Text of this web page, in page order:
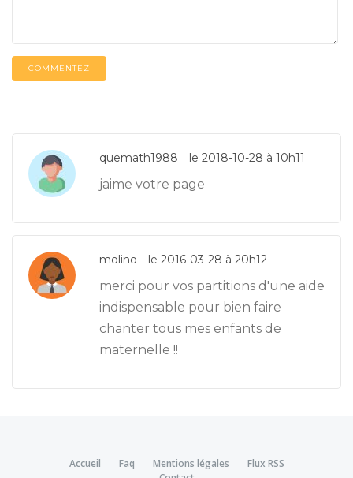
COMMENTEZ
quemath1988 le 2018-10-28 à 10h11
jaime votre page
molino le 2016-03-28 à 20h12
merci pour vos partitions d'une aide
indispensable pour bien faire
chanter tous mes enfants de
maternelle !!
Accueil Faq Mentions légales
Flux RSS